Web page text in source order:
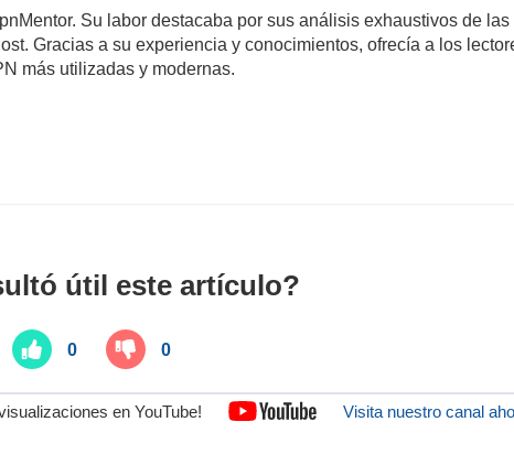
Su labor destacaba por sus análisis exhaustivos de
Gracias a su experiencia y conocimientos, ofrecía a los
más utilizadas y modernas.
útil este artículo?
0 0
en YouTube! Visita nuestro canal